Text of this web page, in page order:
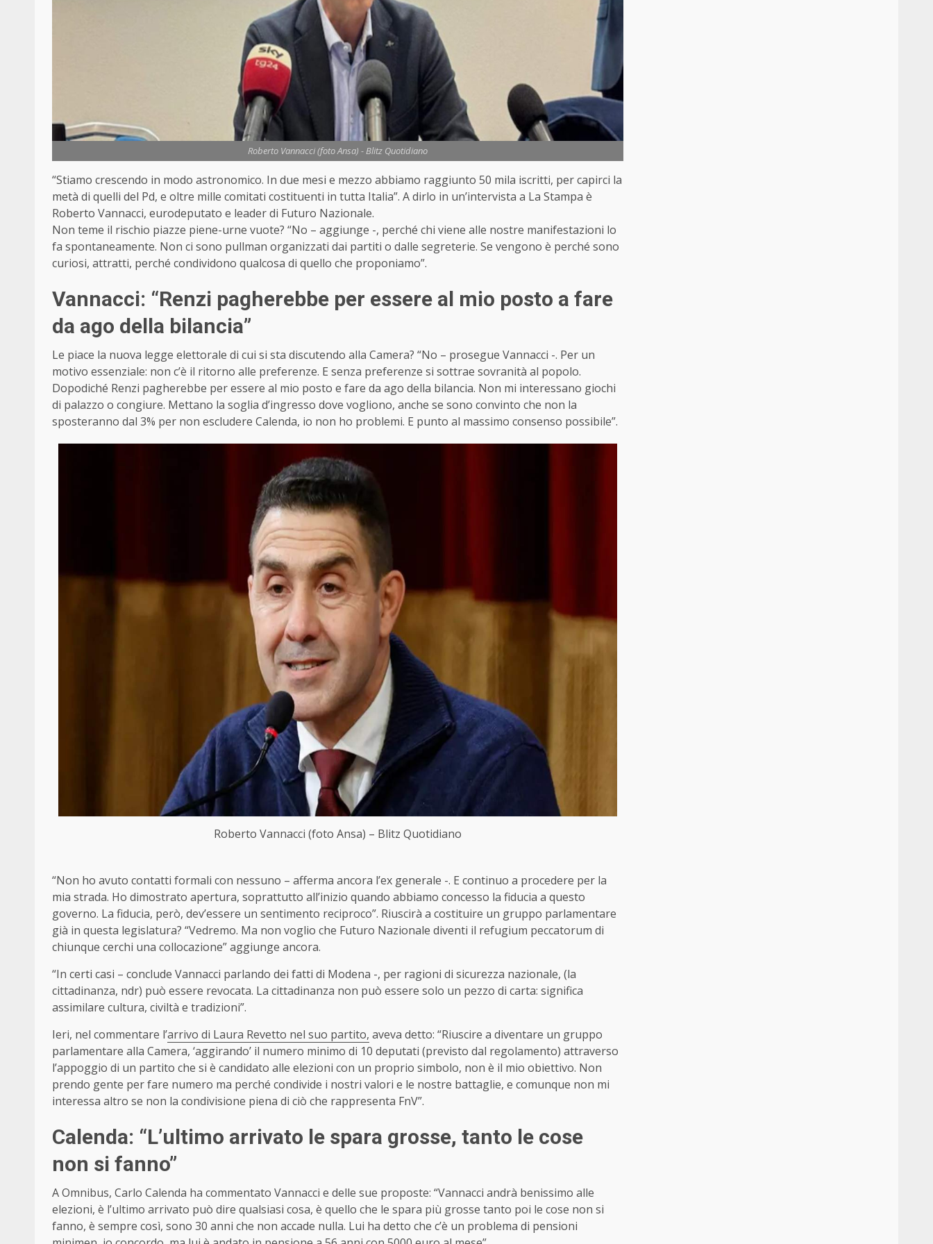
Roberto Vannacci (foto Ansa) - Blitz Quotidiano
“Stiamo crescendo in modo astronomico. In due mesi e mezzo abbiamo raggiunto 50 mila iscritti, per capirci la
metà di quelli del Pd, e oltre mille comitati costituenti in tutta Italia”. A dirlo in un’intervista a La Stampa è
Roberto Vannacci, eurodeputato e leader di Futuro Nazionale.
Non teme il rischio piazze piene-urne vuote? “No – aggiunge -, perché chi viene alle nostre manifestazioni lo
fa spontaneamente. Non ci sono pullman organizzati dai partiti o dalle segreterie. Se vengono è perché sono
curiosi, attratti, perché condividono qualcosa di quello che proponiamo”.
Vannacci: “Renzi pagherebbe per essere al mio posto a fare
da ago della bilancia”
Le piace la nuova legge elettorale di cui si sta discutendo alla Camera? “No – prosegue Vannacci -. Per un
motivo essenziale: non c’è il ritorno alle preferenze. E senza preferenze si sottrae sovranità al popolo.
Dopodiché Renzi pagherebbe per essere al mio posto e fare da ago della bilancia. Non mi interessano giochi
di palazzo o congiure. Mettano la soglia d’ingresso dove vogliono, anche se sono convinto che non la
sposteranno dal 3% per non escludere Calenda, io non ho problemi. E punto al massimo consenso possibile”.
Roberto Vannacci (foto Ansa) – Blitz Quotidiano
“Non ho avuto contatti formali con nessuno – afferma ancora l’ex generale -. E continuo a procedere per la
mia strada. Ho dimostrato apertura, soprattutto all’inizio quando abbiamo concesso la fiducia a questo
governo. La fiducia, però, dev’essere un sentimento reciproco”. Riuscirà a costituire un gruppo parlamentare
già in questa legislatura? “Vedremo. Ma non voglio che Futuro Nazionale diventi il refugium peccatorum di
chiunque cerchi una collocazione” aggiunge ancora.
“In certi casi – conclude Vannacci parlando dei fatti di Modena -, per ragioni di sicurezza nazionale, (la
cittadinanza, ndr) può essere revocata. La cittadinanza non può essere solo un pezzo di carta: significa
assimilare cultura, civiltà e tradizioni”.
Ieri, nel commentare l’arrivo di Laura Revetto nel suo partito, aveva detto: “Riuscire a diventare un gruppo
parlamentare alla Camera, ‘aggirando’ il numero minimo di 10 deputati (previsto dal regolamento) attraverso
l’appoggio di un partito che si è candidato alle elezioni con un proprio simbolo, non è il mio obiettivo. Non
prendo gente per fare numero ma perché condivide i nostri valori e le nostre battaglie, e comunque non mi
interessa altro se non la condivisione piena di ciò che rappresenta FnV”.
Calenda: “L’ultimo arrivato le spara grosse, tanto le cose
non si fanno”
A Omnibus, Carlo Calenda ha commentato Vannacci e delle sue proposte: “Vannacci andrà benissimo alle
elezioni, è l’ultimo arrivato può dire qualsiasi cosa, è quello che le spara più grosse tanto poi le cose non si
fanno, è sempre così, sono 30 anni che non accade nulla. Lui ha detto che c’è un problema di pensioni